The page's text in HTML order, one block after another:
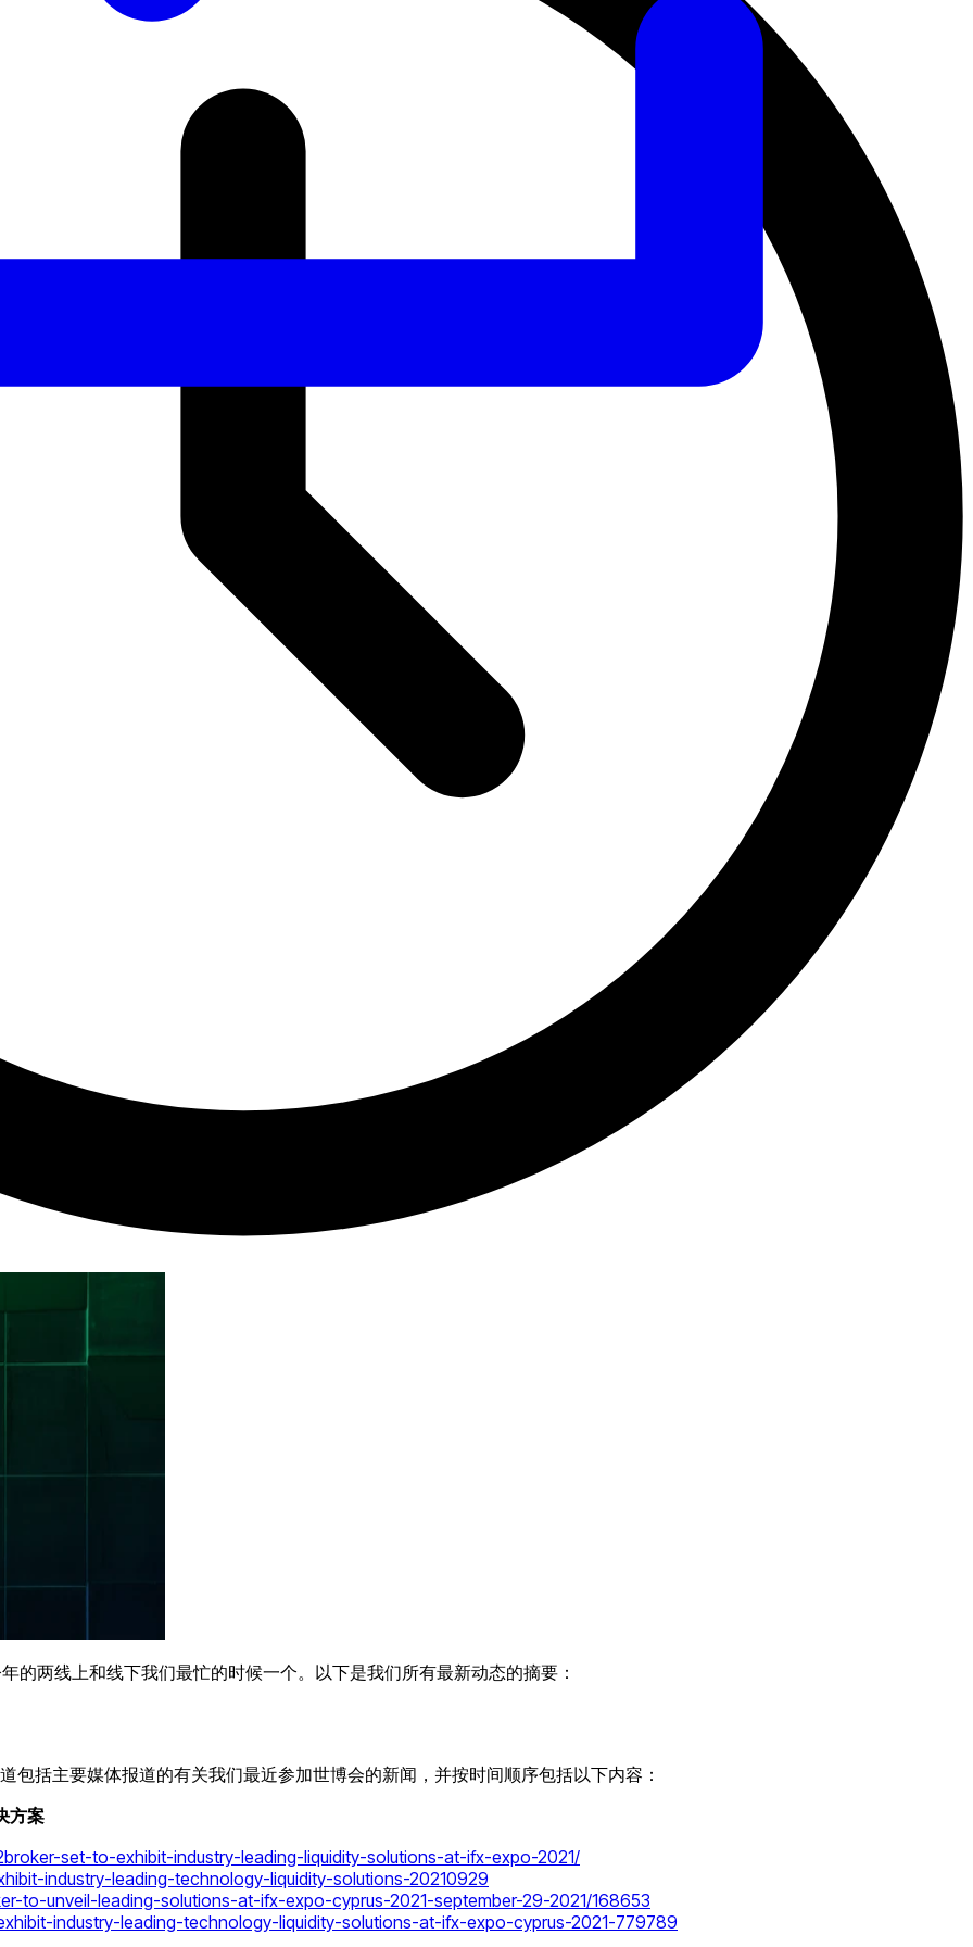
的两线上和线下我们最忙的时候一个。以下是我们所有最新动态的摘要：
括主要媒体报道的有关我们最近参加世博会的新闻，并按时间顺序包括以下内容：
方案
set-to-exhibit-industry-leading-liquidity-solutions-at-ifx-expo-2021/
industry-leading-technology-liquidity-solutions-20210929
to-unveil-leading-solutions-at-ifx-expo-cyprus-2021-september-29-2021/168653
industry-leading-technology-liquidity-solutions-at-ifx-expo-cyprus-2021-779789